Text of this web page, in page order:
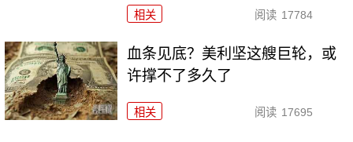
相关 阅读 17784
血条见底？美利坚这艘巨轮，或
许撑不了多久了
相关 阅读 17695